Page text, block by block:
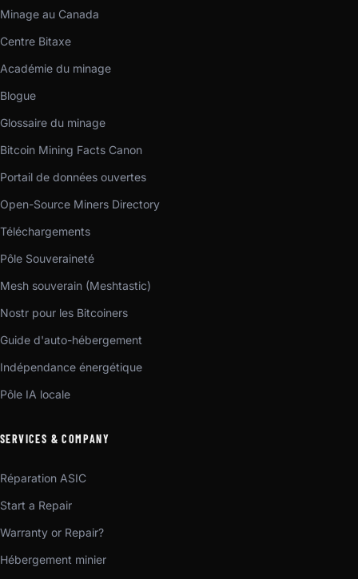
Minage au Canada
Centre Bitaxe
Académie du minage
Blogue
Glossaire du minage
Bitcoin Mining Facts Canon
Portail de données ouvertes
Open-Source Miners Directory
Téléchargements
Pôle Souveraineté
Mesh souverain (Meshtastic)
Nostr pour les Bitcoiners
Guide d'auto-hébergement
Indépendance énergétique
Pôle IA locale
SERVICES & COMPANY
Réparation ASIC
Start a Repair
Warranty or Repair?
Hébergement minier